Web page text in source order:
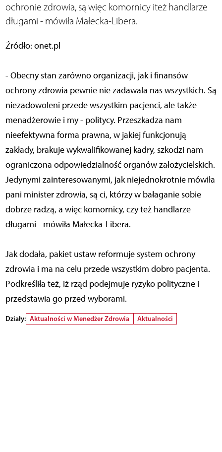
ochronie zdrowia, są więc komornicy iteż handlarze
długami - mówiła Małecka-Libera.
Źródło: onet.pl
- Obecny stan zarówno organizacji, jak i finansów
ochrony zdrowia pewnie nie zadawala nas wszystkich. Są
niezadowoleni przede wszystkim pacjenci, ale także
menadżerowie i my - politycy. Przeszkadza nam
nieefektywna forma prawna, w jakiej funkcjonują
zakłady, brakuje wykwalifikowanej kadry, szkodzi nam
ograniczona odpowiedzialność organów założycielskich.
Jedynymi zainteresowanymi, jak niejednokrotnie mówiła
pani minister zdrowia, są ci, którzy w bałaganie sobie
dobrze radzą, a więc komornicy, czy też handlarze
długami - mówiła Małecka-Libera.
Jak dodała, pakiet ustaw reformuje system ochrony
zdrowia i ma na celu przede wszystkim dobro pacjenta.
Podkreśliła też, iż rząd podejmuje ryzyko polityczne i
przedstawia go przed wyborami.
Działy: Aktualności w Menedżer Zdrowia Aktualności